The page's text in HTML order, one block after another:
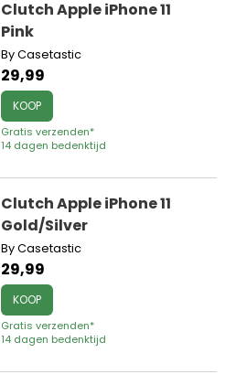
Clutch Apple iPhone 11
Pink
By Casetastic
29,99
KOOP
Gratis verzenden*
14 dagen bedenktijd
Clutch Apple iPhone 11
Gold/Silver
By Casetastic
29,99
KOOP
Gratis verzenden*
14 dagen bedenktijd